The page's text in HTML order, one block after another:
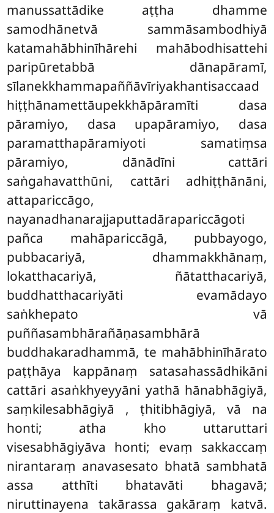
manussattādike aṭṭha dhamme
samodhānetvā sammāsambodhiyā
katamahābhinīhārehi mahābodhisattehi
paripūretabbā dānapāramī,
sīlanekkhammapaññāvīriyakhantisaccaad
hiṭṭhānamettāupekkhāpāramīti dasa
pāramiyo, dasa upapāramiyo, dasa
paramatthapāramiyoti samatiṃsa
pāramiyo, dānādīni cattāri
saṅgahavatthūni, cattāri adhiṭṭhānāni,
attapariccāgo,
nayanadhanarajjaputtadārapariccāgoti
pañca mahāpariccāgā, pubbayogo,
pubbacariyā, dhammakkhānaṃ,
lokatthacariyā, ñātatthacariyā,
buddhatthacariyāti evamādayo
saṅkhepato vā
puññasambhārañāṇasambhārā
buddhakaradhammā, te mahābhinīhārato
paṭṭhāya kappānaṃ satasahassādhikāni
cattāri asaṅkhyeyyāni yathā hānabhāgiyā,
saṃkilesabhāgiyā , ṭhitibhāgiyā, vā na
honti; atha kho uttaruttari
visesabhāgiyāva honti; evaṃ sakkaccaṃ
nirantaraṃ anavasesato bhatā sambhatā
assa atthīti bhatavāti bhagavā;
niruttinayena takārassa gakāraṃ katvā.